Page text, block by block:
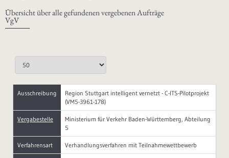
Übersicht über alle gefundenen vergebenen Aufträge
VgV
Ausschreibung
Region Stuttgart intelligent vernetzt - C-ITS-Pilotprojekt
(VM5-3961-178)
Vergabestelle
Ministerium für Verkehr Baden-Württemberg, Abteilung
5
Verfahrensart Verhandlungsverfahren mit Teilnahmewettbewerb